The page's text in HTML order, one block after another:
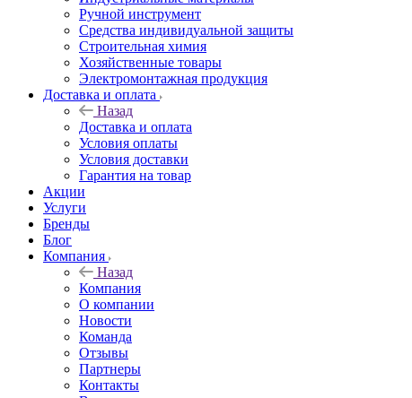
Ручной инструмент
Средства индивидуальной защиты
Строительная химия
Хозяйственные товары
Электромонтажная продукция
Доставка и оплата
Назад
Доставка и оплата
Условия оплаты
Условия доставки
Гарантия на товар
Акции
Услуги
Бренды
Блог
Компания
Назад
Компания
О компании
Новости
Команда
Отзывы
Партнеры
Контакты